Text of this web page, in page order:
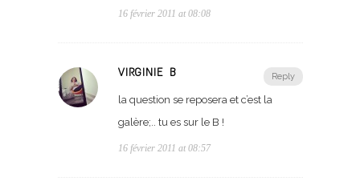
16 février 2011 at 08:08
Reply
VIRGINIE B
la question se reposera et c’est la
galère;.. tu es sur le B !
16 février 2011 at 08:57